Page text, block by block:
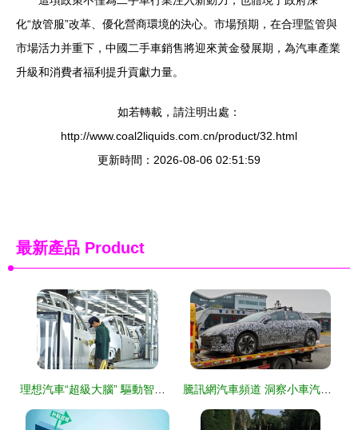
化“放管服”改革、優化營商環境的決心。市場預期，在合理監管與
市場活力并重下，中國二手車銷售將迎來黃金發展期，為汽車產業
升級和消費者福利提升貢獻力量。
如若轉載，請注明出處：
http://www.coal2liquids.com.cn/product/32.html
更新時間：2026-08-06 02:51:59
最新產品 Product